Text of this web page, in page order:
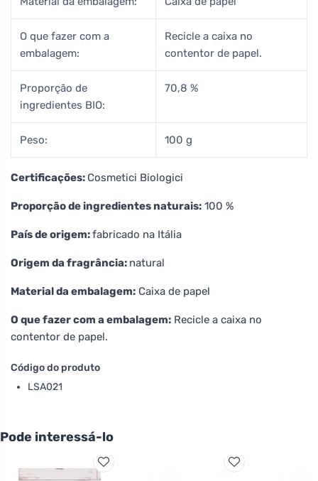
O que fazer com a
embalagem:
Recicle a caixa no
contentor de papel.
Proporção de
ingredientes BIO:
70,8 %
Peso: 100 g
Certificações: Cosmetici Biologici
Proporção de ingredientes naturais: 100 %
País de origem:fabricado na Itália
Origem da fragrância: natural
Material da embalagem: Caixa de papel
O que fazer com a embalagem: Recicle a caixa no
contentor de papel.
Código do produto
LSA021
Pode interessá-lo